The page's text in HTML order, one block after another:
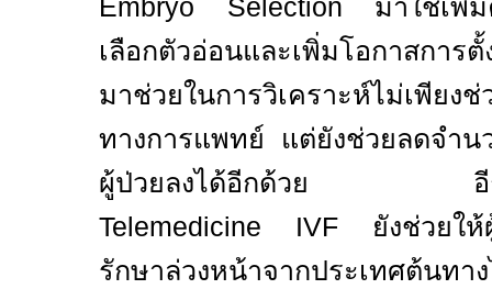
Embryo Selection มาใช้เพิ่ม
เลือกตัวอ่อนและเพิ่มโอกาสกา
มาช่วยในการวิเคราะห์ไม่เพียง
ทางการแพทย์ แต่ยังช่วยลดจำน
ผู้ป่วยลงได้อีกด้วย อีกทั้ง
Telemedicine IVF ยังช่วยให้
รักษาล่วงหน้าจากประเทศต้นทา